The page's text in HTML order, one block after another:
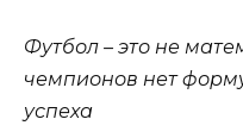
Футбол – это не
чемпионов нет
успеха